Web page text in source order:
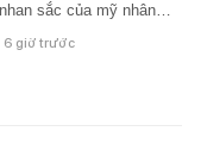
sắc của mỹ nhân…
6 giờ trước